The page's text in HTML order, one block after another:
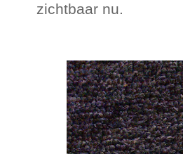
zichtbaar nu.